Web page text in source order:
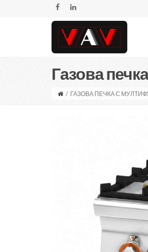
Газова
/ ГАЗОВА ПЕЧКА С